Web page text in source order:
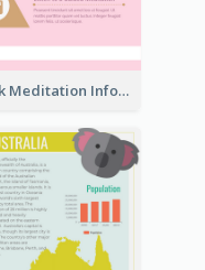
Pink Meditation Infographic